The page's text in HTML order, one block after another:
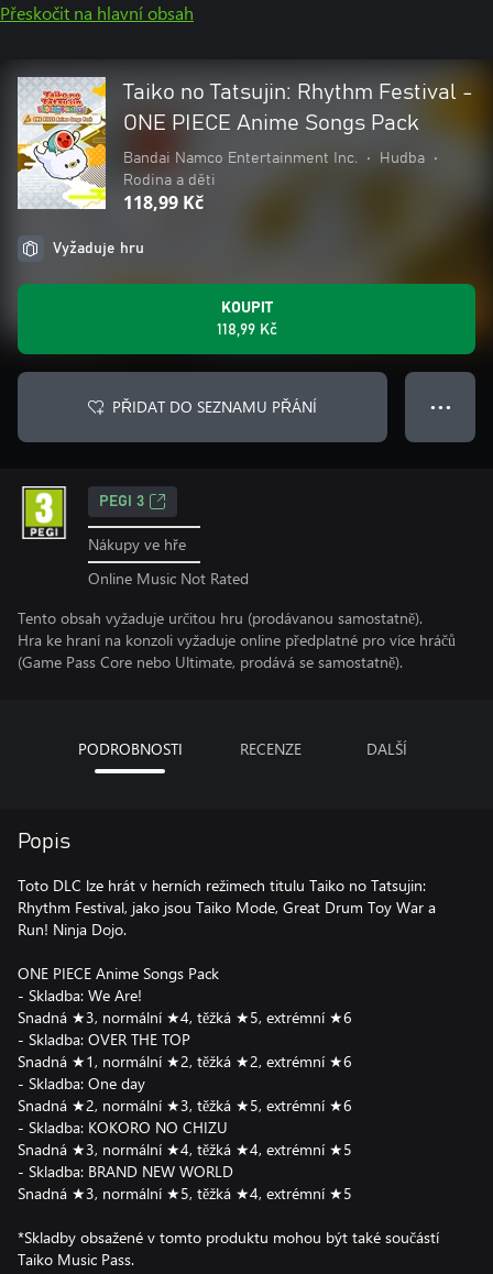
Přeskočit na hlavní obsah
Taiko no Tatsujin: Rhythm Festival -
ONE PIECE Anime Songs Pack
Bandai Namco Entertainment Inc. • Hudba
•
Rodina a děti
118,99 Kč
Vyžaduje hru
KOUPIT
118,99 Kč
PŘIDAT DO SEZNAMU PŘÁNÍ ● ● ●
PEGI 3
Nákupy ve hře
Online Music Not Rated
Tento obsah vyžaduje určitou hru (prodávanou samostatně).
Hra ke hraní na konzoli vyžaduje online předplatné pro více hráčů
(Game Pass Core nebo Ultimate, prodává se samostatně).
PODROBNOSTI RECENZE DALŠÍ
Popis
Toto DLC lze hrát v herních režimech titulu Taiko no Tatsujin:
Rhythm Festival, jako jsou Taiko Mode, Great Drum Toy War a
Run! Ninja Dojo.
ONE PIECE Anime Songs Pack
- Skladba: We Are!
Snadná ★3, normální ★4, těžká ★5, extrémní ★6
- Skladba: OVER THE TOP
Snadná ★1, normální ★2, těžká ★2, extrémní ★6
- Skladba: One day
Snadná ★2, normální ★3, těžká ★5, extrémní ★6
- Skladba: KOKORO NO CHIZU
Snadná ★3, normální ★4, těžká ★4, extrémní ★5
- Skladba: BRAND NEW WORLD
Snadná ★3, normální ★5, těžká ★4, extrémní ★5
*Skladby obsažené v tomto produktu mohou být také součástí